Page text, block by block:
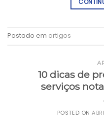
Postado em artigos
10 dicas de
serviços
POSTED ON